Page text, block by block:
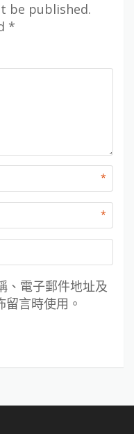
be published.
*
*
*
、電子郵件地址及
言時使用。